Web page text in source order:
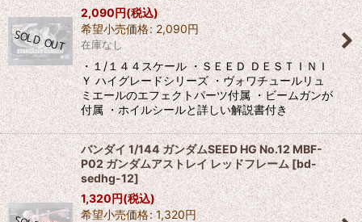
2,090円(税込)
希望小売価格: 2,090円
在庫なし
・１/１４４スケール ・ＳＥＥＤ ＤＥＳＴＩＮＩ
Ｙ ハイグレードシリーズ ・ヴォワチュールリュ
ミエールのエフェクトパーツ付属 ・ビームガンが
付属 ・ホイルシールと詳しい解説書付き
バンダイ 1/144 ガンダムSEED HG No.12 MBF-
P02 ガンダムアストレイ レッドフレーム [bd-
sedhg-12]
1,320円(税込)
希望小売価格: 1,320円